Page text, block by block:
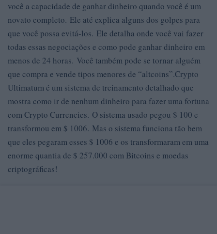
você a capacidade de ganhar dinheiro quando você é um
novato completo. Ele até explica alguns dos golpes para
que você possa evitá-los. Ele detalha onde você vai fazer
todas essas negociações e como pode ganhar dinheiro em
menos de 24 horas. Você também pode se tornar alguém
que compra e vende tipos menores de “altcoins”.Crypto
Ultimatum é um sistema de treinamento detalhado que
mostra como ir de nenhum dinheiro para fazer uma fortuna
com Crypto Currencies. O sistema usado pegou $ 100 e
transformou em $ 1006. Mas o sistema funciona tão bem
que eles pegaram esses $ 1006 e os transformaram em uma
enorme quantia de $ 257.000 com Bitcoins e moedas
criptográficas!